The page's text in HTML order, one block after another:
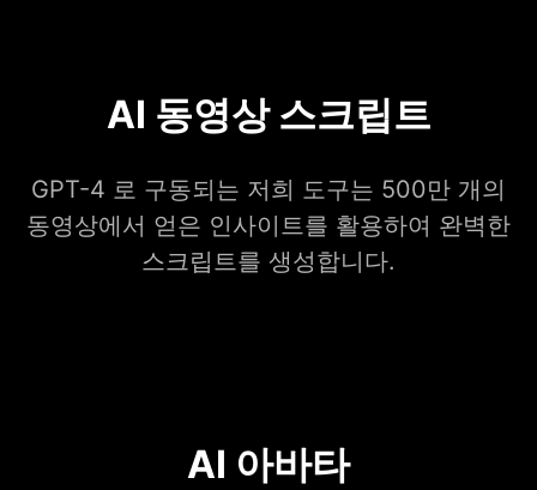
AI 동영상 스크립트
GPT-4 로 구동되는 저희 도구는 500만 개의
동영상에서 얻은 인사이트를 활용하여 완벽한
스크립트를 생성합니다.
AI 아바타